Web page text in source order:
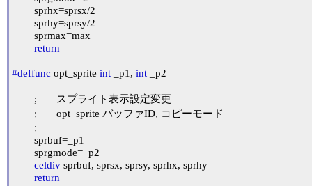
return
#deffunc opt_sprite int _p1, int _p2
celdiv sprbuf, sprsx, sprsy, sprhx, sprhy
return